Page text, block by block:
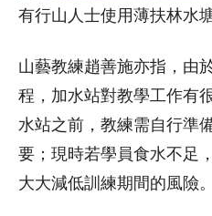
有行山人士使用薄扶林水
山藝教練趙善施亦指，由
程，加水站對教學工作有
水站之前，教練需自行準
要；現時若學員食水不足
大大減低訓練期間的風險。